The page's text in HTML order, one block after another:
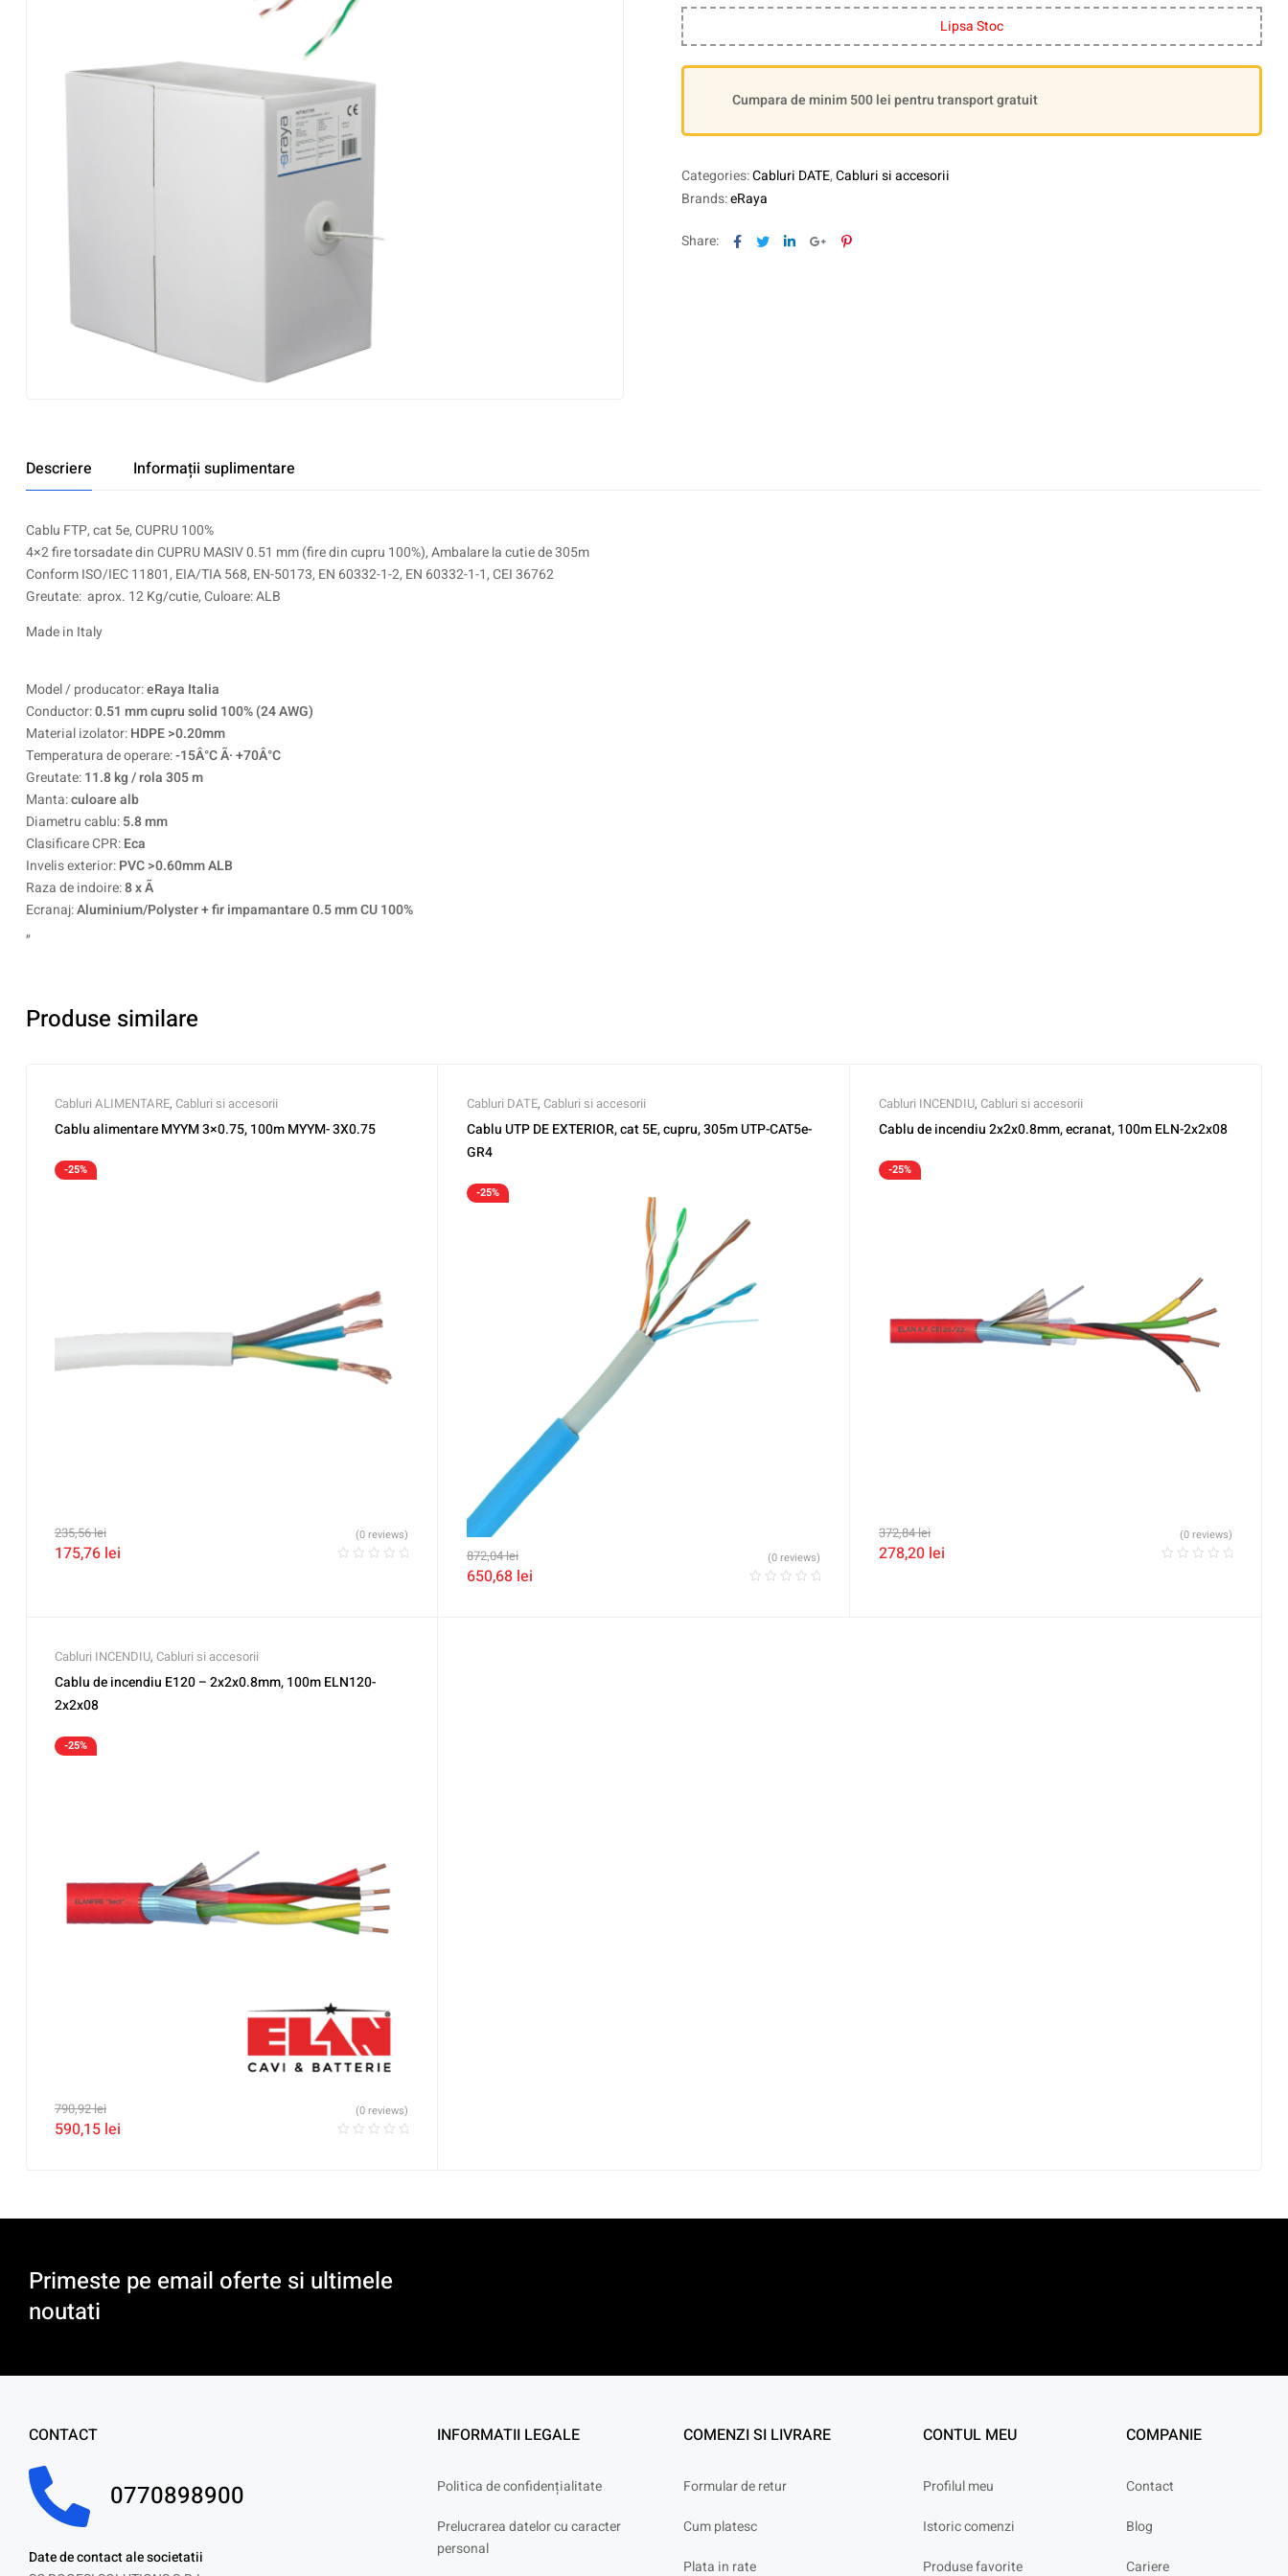
Lipsa Stoc
Cumpara de minim 500 lei pentru transport gratuit
Categories:Cabluri DATE,Cabluri si accesorii
Brands:eRaya
Share: Facebook
TwitterLinkedinGoogle+Pinterest
Descriere Informații suplimentare
Cablu FTP, cat 5e, CUPRU 100%
4×2 fire torsadate din CUPRU MASIV 0.51 mm (fire din cupru 100%), Ambalare la cutie de 305m
Conform ISO/IEC 11801, EIA/TIA 568, EN-50173, EN 60332-1-2, EN 60332-1-1, CEI 36762
Greutate: aprox. 12 Kg/cutie, Culoare: ALB
Made in Italy
Model / producator:eRaya Italia
Conductor:0.51 mm cupru solid 100% (24 AWG)
Material izolator:HDPE >0.20mm
Temperatura de operare:-15Â°C Ã· +70Â°C
Greutate:11.8 kg / rola 305 m
Manta:culoare alb
Diametru cablu:5.8 mm
Clasificare CPR:Eca
Invelis exterior:PVC >0.60mm ALB
Raza de indoire:8 x Ã
Ecranaj:Aluminium/Polyster + fir impamantare 0.5 mm CU 100%
„
Produse similare
Cabluri ALIMENTARE, Cabluri si accesorii
Cablu alimentare MYYM 3×0.75, 100m MYYM- 3X0.75
-25%
235,56lei
175,76 lei
(0 reviews)
Cabluri DATE, Cabluri si accesorii
Cablu UTP DE EXTERIOR, cat 5E, cupru, 305m UTP-CAT5e-
GR4
-25%
872,04lei
650,68 lei
(0 reviews)
Cabluri INCENDIU, Cabluri si accesorii
Cablu de incendiu 2x2x0.8mm, ecranat, 100m ELN-2x2x08
-25%
372,84lei
278,20 lei
(0 reviews)
Cabluri INCENDIU, Cabluri si accesorii
Cablu de incendiu E120 – 2x2x0.8mm, 100m ELN120-
2x2x08
-25%
790,92lei
590,15 lei
(0 reviews)
Primeste pe email oferte si ultimele
noutati
CONTACT
0770898900
Date de contact ale societatii
INFORMATII LEGALE
Politica de confidențialitate
Prelucrarea datelor cu caracter
personal
COMENZI SI LIVRARE
Formular de retur
Cum platesc
Plata in rate
CONTUL MEU
Profilul meu
Istoric comenzi
Produse favorite
COMPANIE
Contact
Blog
Cariere